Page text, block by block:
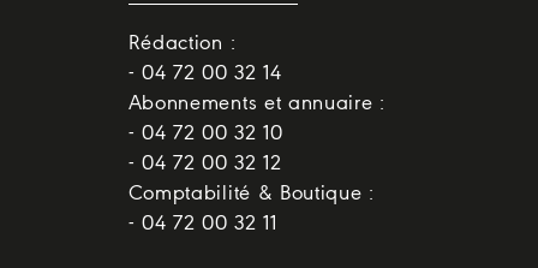
Rédaction :
- 04 72 00 32 14
Abonnements et annuaire :
- 04 72 00 32 10
- 04 72 00 32 12
Comptabilité & Boutique :
- 04 72 00 32 11